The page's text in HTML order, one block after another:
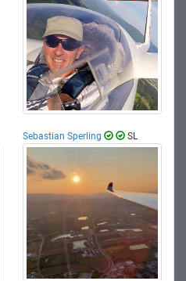
Sebastian Sperling SL